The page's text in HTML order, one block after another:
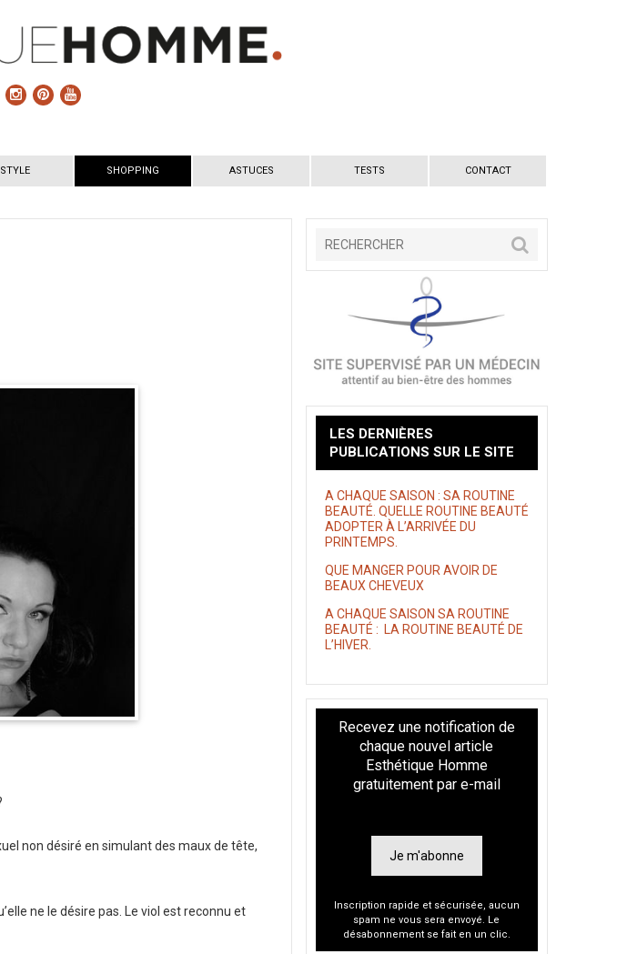
STYLE SHOPPING ASTUCES TESTS CONTACT
non désiré en simulant des maux de tête,
ne le désire pas. Le viol est reconnu et
LES DERNIÈRES
PUBLICATIONS SUR LE SITE
A CHAQUE SAISON : SA ROUTINE
BEAUTÉ. QUELLE ROUTINE BEAUTÉ
ADOPTER À L’ARRIVÉE DU
PRINTEMPS.
QUE MANGER POUR AVOIR DE
BEAUX CHEVEUX
A CHAQUE SAISON SA ROUTINE
BEAUTÉ : LA ROUTINE BEAUTÉ DE
L’HIVER.
Recevez une notification de
chaque nouvel article
Esthétique Homme
gratuitement par e-mail
Je m'abonne
Inscription rapide et sécurisée, aucun
spam ne vous sera envoyé. Le
désabonnement se fait en un clic.